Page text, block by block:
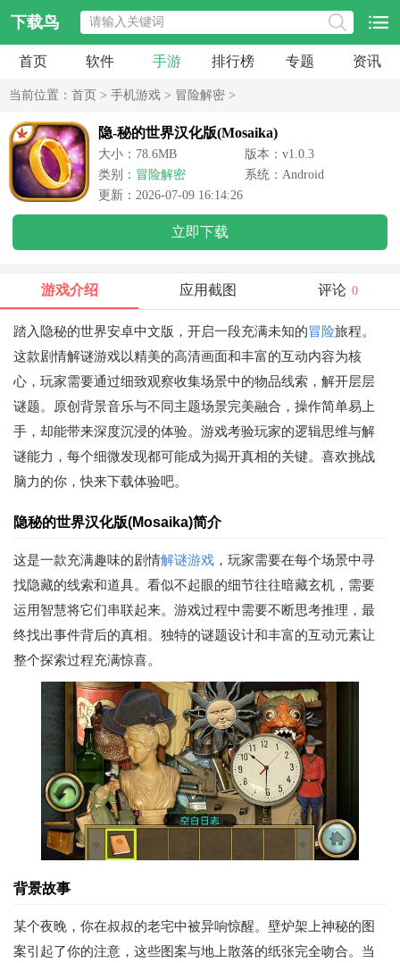
下载鸟
首页 软件 手游 排行榜 专题 资讯
当前位置： 首页 > 手机游戏 > 冒险解密 >
隐-秘的世界汉化版(Mosaika)
大小：78.6MB
版本：v1.0.3
类别： 冒险解密
系统：Android
更新：2026-07-09 16:14:26
立即下载
游戏介绍 应用截图 评论 0
踏入隐秘的世界安卓中文版，开启一段充满未知的冒险旅程。
这款剧情解谜游戏以精美的高清画面和丰富的互动内容为核
心，玩家需要通过细致观察收集场景中的物品线索，解开层层
谜题。原创背景音乐与不同主题场景完美融合，操作简单易上
手，却能带来深度沉浸的体验。游戏考验玩家的逻辑思维与解
谜能力，每个细微发现都可能成为揭开真相的关键。喜欢挑战
脑力的你，快来下载体验吧。
隐秘的世界汉化版(Mosaika)简介
这是一款充满趣味的剧情解谜游戏 ，玩家需要在每个场景中寻
找隐藏的线索和道具。看似不起眼的细节往往暗藏玄机，需要
运用智慧将它们串联起来。游戏过程中需要不断思考推理，最
终找出事件背后的真相。独特的谜题设计和丰富的互动元素让
整个探索过程充满惊喜。
背景故事
某个夜晚，你在叔叔的老宅中被异响惊醒。壁炉架上神秘的图
案引起了你的注意，这些图案与地上散落的纸张完全吻合。当